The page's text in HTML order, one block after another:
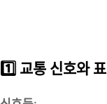
1️⃣ 교통 신호와